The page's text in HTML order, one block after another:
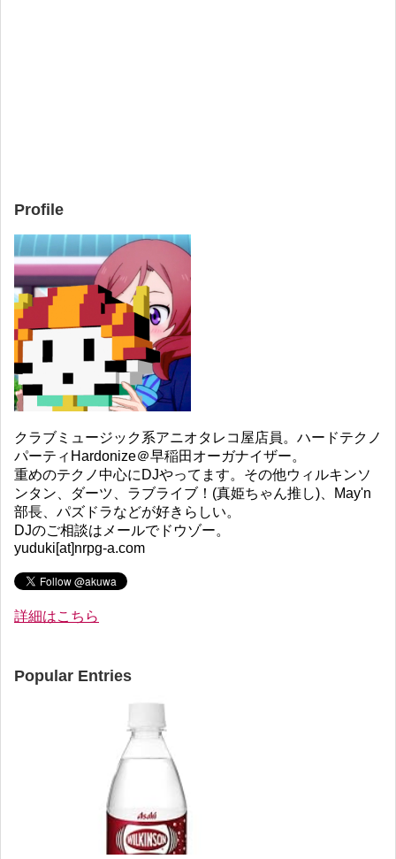
Profile
クラブミュージック系アニオタレコ屋店員。ハードテクノ
パーティHardonize＠早稲田オーガナイザー。
重めのテクノ中心にDJやってます。その他ウィルキンソ
ンタン、ダーツ、ラブライブ！(真姫ちゃん推し)、May'n
部長、パズドラなどが好きらしい。
DJのご相談はメールでドウゾー。
yuduki[at]nrpg-a.com
詳細はこちら
Popular Entries